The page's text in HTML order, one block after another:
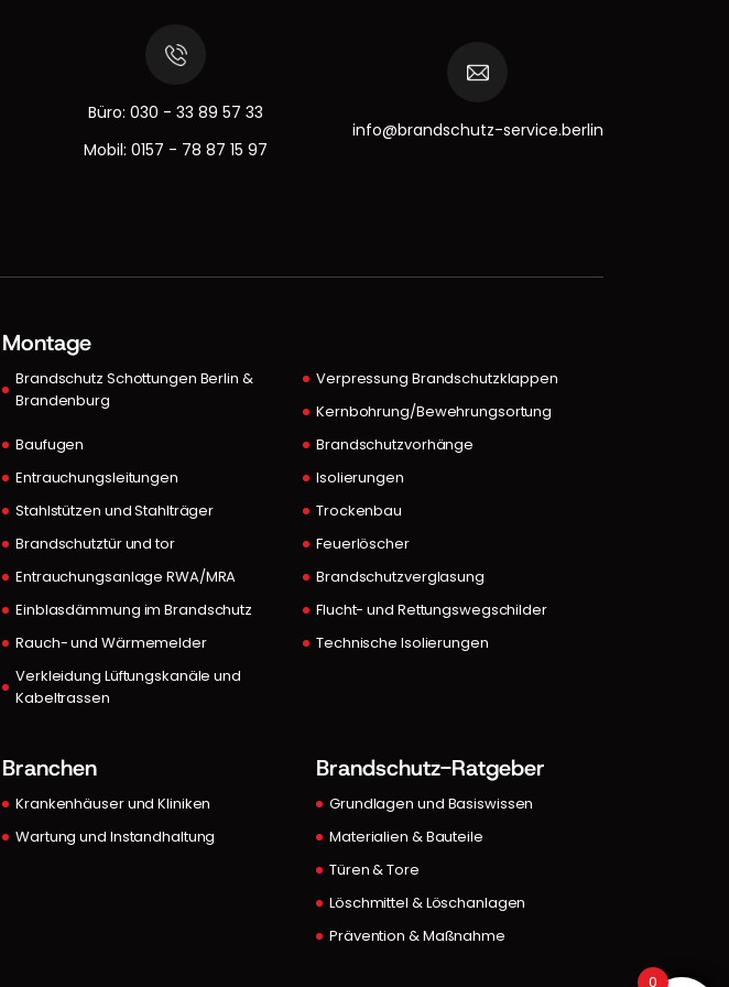
Büro:030 - 33 89 57 33
Mobil:0157 - 78 87 15 97
info@brandschutz-service.berlin
Montage
Brandschutz Schottungen Berlin &
Brandenburg
Verpressung Brandschutzklappen
Kernbohrung/Bewehrungsortung
Baufugen
Brandschutzvorhänge
Entrauchungsleitungen
Isolierungen
Stahlstützen und Stahlträger
Trockenbau
Brandschutztür und tor
Feuerlöscher
Entrauchungsanlage RWA/MRA
Brandschutzverglasung
Einblasdämmung im Brandschutz
Flucht- und Rettungswegschilder
Rauch- und Wärmemelder
Technische Isolierungen
Verkleidung Lüftungskanäle und
Kabeltrassen
Branchen
Krankenhäuser und Kliniken
Wartung und Instandhaltung
Brandschutz-Ratgeber
Grundlagen und Basiswissen
Materialien & Bauteile
Türen & Tore
Löschmittel & Löschanlagen
Prävention & Maßnahme
0